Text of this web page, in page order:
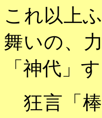
これ以上
舞いの、
「神代」
狂言「棒